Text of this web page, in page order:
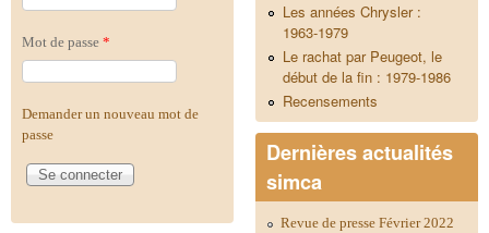
Mot de passe *
Demander un nouveau mot de
passe
Les années Chrysler :
1963-1979
Le rachat par Peugeot, le
début de la fin : 1979-1986
Recensements
Dernières actualités
simca
Revue de presse Février 2022